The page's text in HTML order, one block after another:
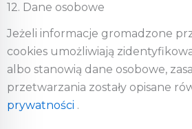
12. Dane osobowe
Jeżeli informacje gromadzone
cookies umożliwiają
albo stanowią dane osobowe,
przetwarzania zostały opisane
prywatności .